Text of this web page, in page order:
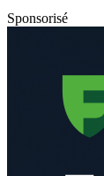
Sponsorisé